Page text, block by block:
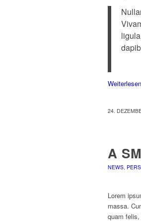
Weiterlesen
24.
A
NEWS,
Lorem
massa.
quam